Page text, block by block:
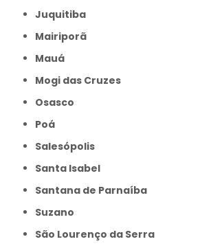
Juquitiba
Mairiporã
Mauá
Mogi das Cruzes
Osasco
Poá
Salesópolis
Santa Isabel
Santana de Parnaíba
Suzano
São Lourenço da Serra